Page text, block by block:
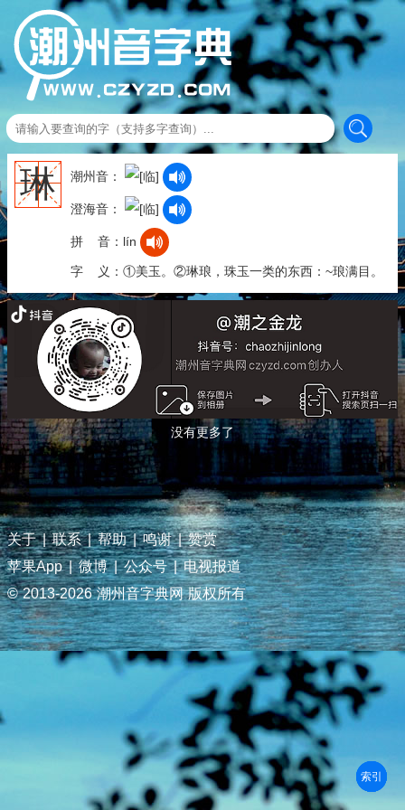
琳 潮州音：
澄海音：
拼 音：lín
字 义：①美玉。②琳琅，珠玉一类的东西：~琅满目。
没有更多了
关于 | 联系 | 帮助 | 鸣谢 | 赞赏
苹果App | 微博 | 公众号 | 电视报道
© 2013-2026 潮州音字典网 版权所有
部首
笔划
拼音
潮拼